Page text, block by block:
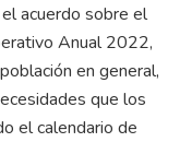
acuerdo sobre el
Anual 2022,
en general,
que los
el calendario de